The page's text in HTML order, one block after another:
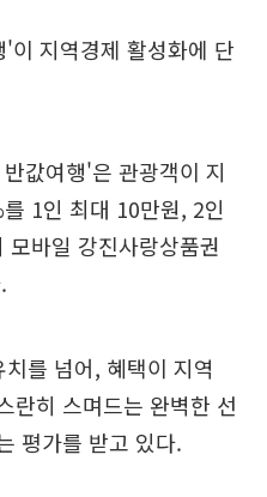
이 지역경제 활성화에 단
값여행'은 관광객이 지
1인 최대 10만원, 2인
바일 강진사랑상품권
를 넘어, 혜택이 지역
란히 스며드는 완벽한 선
평가를 받고 있다.